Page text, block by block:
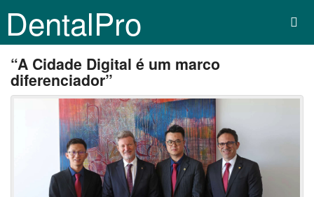
DentalPro
“A Cidade Digital é um marco
diferenciador”